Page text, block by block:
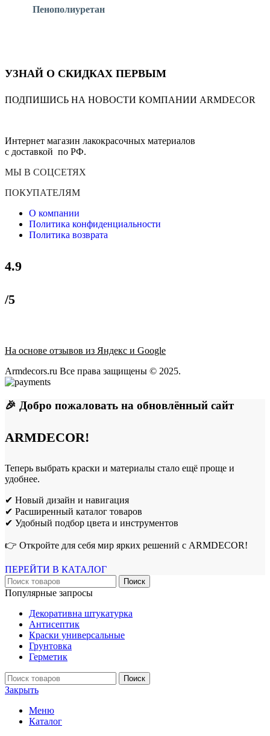
Пенополиуретан
УЗНАЙ О СКИДКАХ ПЕРВЫМ
ПОДПИШИСЬ НА НОВОСТИ КОМПАНИИ ARMDECOR
Интернет магазин лакокрасочных материалов
с доставкой по РФ.
МЫ В СОЦСЕТЯХ
ПОКУПАТЕЛЯМ
О компании
Политика конфиденциальности
Политика возврата
4.9
/5
На основе отзывов из Яндекс и Google
Armdecors.ru Все права защищены © 2025. ​
🎉 Добро пожаловать на обновлённый сайт
ARMDECOR!
Теперь выбрать краски и материалы стало ещё проще и
удобнее.
✔ Новый дизайн и навигация
✔ Расширенный каталог товаров
✔ Удобный подбор цвета и инструментов
👉 Откройте для себя мир ярких решений с ARMDECOR!
ПЕРЕЙТИ В КАТАЛОГ
Поиск
Популярные запросы
Декоративна штукатурка
Антисептик
Краски универсальные
Грунтовка
Герметик
Поиск
Закрыть
Меню
Каталог